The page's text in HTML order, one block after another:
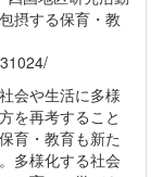
摂する保育・教
会や生活に多様
を再考すること
育・教育も新た
多様化する社会